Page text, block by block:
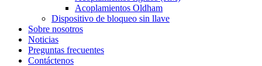
Acoplamientos Oldham
Dispositivo de bloqueo sin llave
Sobre nosotros
Noticias
Preguntas frecuentes
Contáctenos